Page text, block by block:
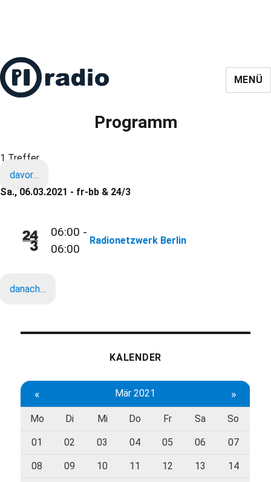
MENÜ
Programm
1 Treffer
davor…
Sa., 06.03.2021 - fr-bb & 24/3
06:00 -
06:00
Radionetzwerk Berlin
danach…
KALENDER
« Mär 2021 »
Mo Di Mi Do Fr Sa So
01 02 03 04 05 06 07
08 09 10 11 12 13 14